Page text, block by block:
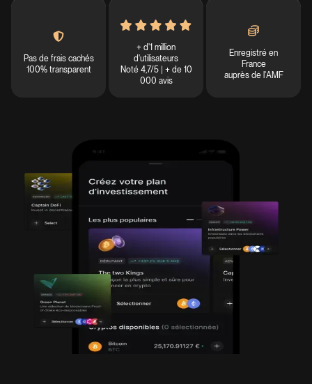
Pas de frais cachés
100% transparent
+ d'1 million
d'utilisateurs
Noté 4,7/5 | + de 10
000 avis
Enregistré en
France
auprès de l'AMF